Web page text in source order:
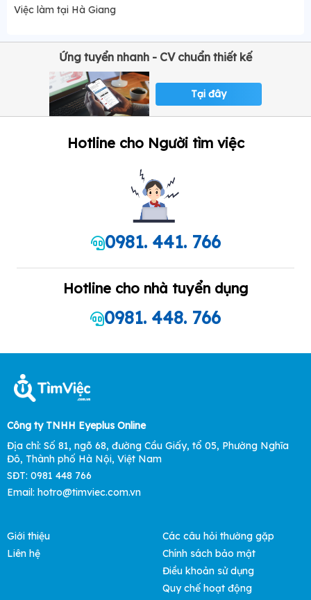
Việc làm tại Hà Giang
Ứng tuyển nhanh - CV chuẩn thiết kế
Tại đây
Hotline cho Người tìm việc
0981. 441. 766
Hotline cho nhà tuyển dụng
0981. 448. 766
Công ty TNHH Eyeplus Online
Địa chỉ: Số 81, ngõ 68, đường Cầu Giấy, tổ 05, Phường Nghĩa
Đô, Thành phố Hà Nội, Việt Nam
SĐT: 0981 448 766
Email: hotro@timviec.com.vn
Giới thiệu
Liên hệ
Các câu hỏi thường gặp
Chính sách bảo mật
Điều khoản sử dụng
Quy chế hoạt động